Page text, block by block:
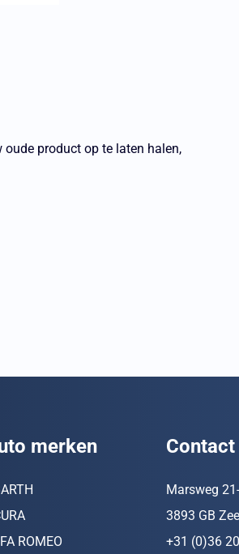
product op te laten halen,
merken
ROMEO
Contact
Marsweg
3893 GB
+31 (0)36